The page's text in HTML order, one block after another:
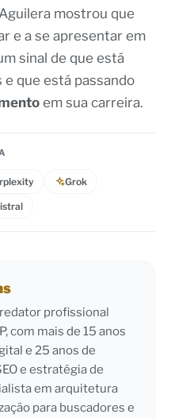
mostrou que
e a se apresentar em
sinal de que está
que está passando
em sua carreira.
Grok
profissional
com mais de 15 anos
e 25 anos de
e estratégia de
em arquitetura
para buscadores e